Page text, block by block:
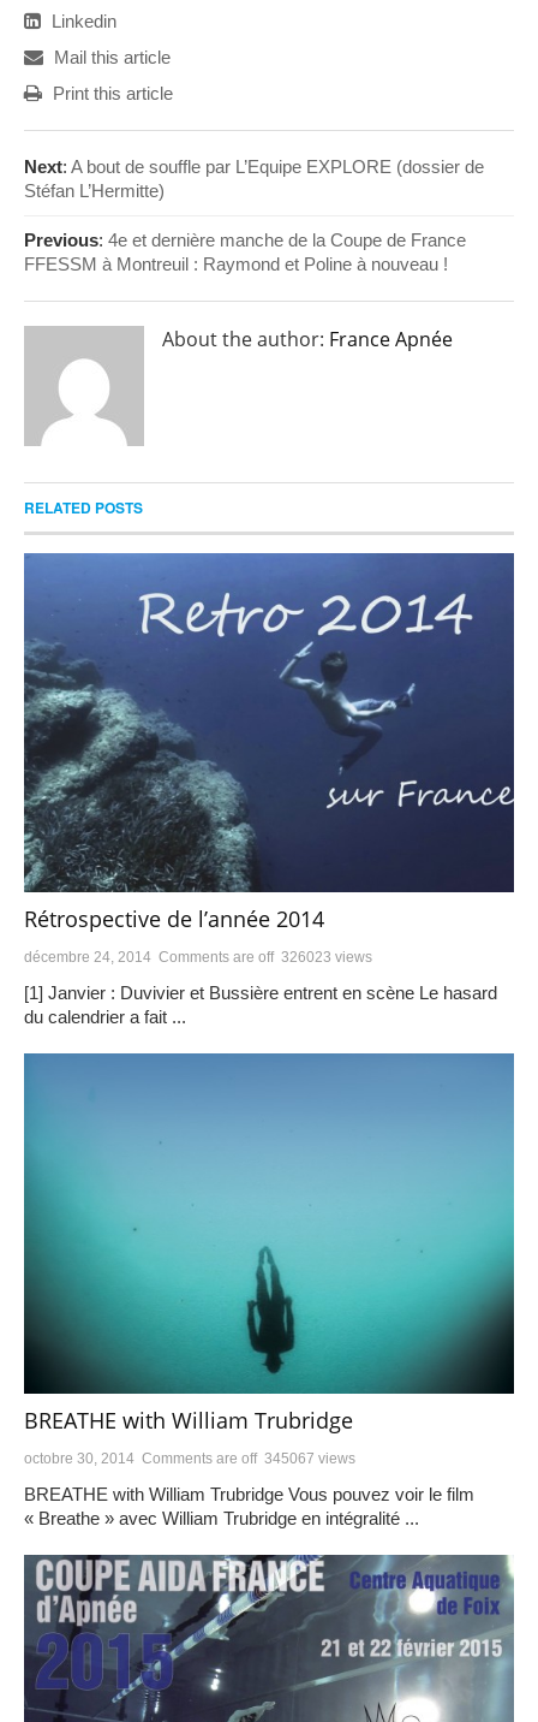
Linkedin
Mail this article
Print this article
Next: A bout de souffle par L’Equipe EXPLORE (dossier de
Stéfan L’Hermitte)
Previous: 4e et dernière manche de la Coupe de France
FFESSM à Montreuil : Raymond et Poline à nouveau !
About the author: France Apnée
RELATED POSTS
Rétrospective de l’année 2014
décembre 24, 2014 Comments are off 326023 views
[1] Janvier : Duvivier et Bussière entrent en scène Le hasard
du calendrier a fait ...
BREATHE with William Trubridge
octobre 30, 2014 Comments are off 345067 views
BREATHE with William Trubridge Vous pouvez voir le film
« Breathe » avec William Trubridge en intégralité ...